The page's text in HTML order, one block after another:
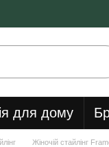
для дому
Жіночій стайлінг